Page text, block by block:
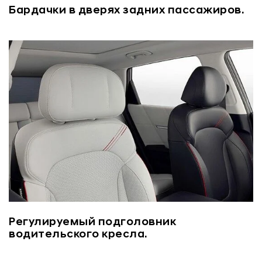
Бардачки в дверях задних пассажиров.
Регулируемый подголовник
водительского кресла.